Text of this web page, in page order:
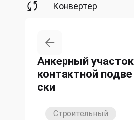
Конвертер
Анкерный участок
контактной подве
ски
Строительный